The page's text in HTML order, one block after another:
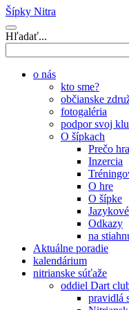
Šípky Nitra
Hľadať...
o nás
kto sme?
občianske
fotogaléria
podpor svoj
O šípkach
Prečo
Inzercia
O hre
O šípke
Odkazy
na
Aktuálne poradie
kalendárium
nitrianske súťaže
oddiel Dart
pravidlá